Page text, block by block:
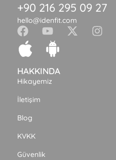
+90 216 295 09 27
hello@idenfit.com
HAKKINDA
Hikayemiz
İletişim
Blog
KVKK
Güvenlik